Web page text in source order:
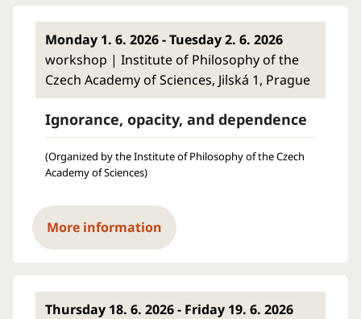
Monday 1. 6. 2026 - Tuesday 2. 6. 2026
workshop | Institute of Philosophy of the
Czech Academy of Sciences, Jilská 1, Prague
Ignorance, opacity, and dependence
(Organized by the Institute of Philosophy of the Czech
Academy of Sciences)
More information
Thursday 18. 6. 2026 - Friday 19. 6. 2026